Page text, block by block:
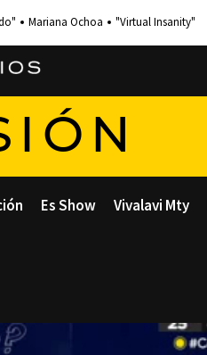
Mariana Ochoa "Virtual Insanity"
Es Show Vivalavi Mty